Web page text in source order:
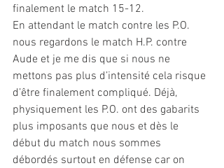
finalement le match 15-12.
En attendant le match contre les P.O.
nous regardons le match H.P. contre
Aude et je me dis que si nous ne
mettons pas plus d’intensité cela risque
d’être finalement compliqué. Déjà,
physiquement les P.O. ont des gabarits
plus imposants que nous et dès le
début du match nous sommes
débordés surtout en défense car on